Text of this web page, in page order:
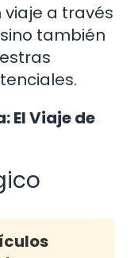
viaje a través
también
El Viaje de